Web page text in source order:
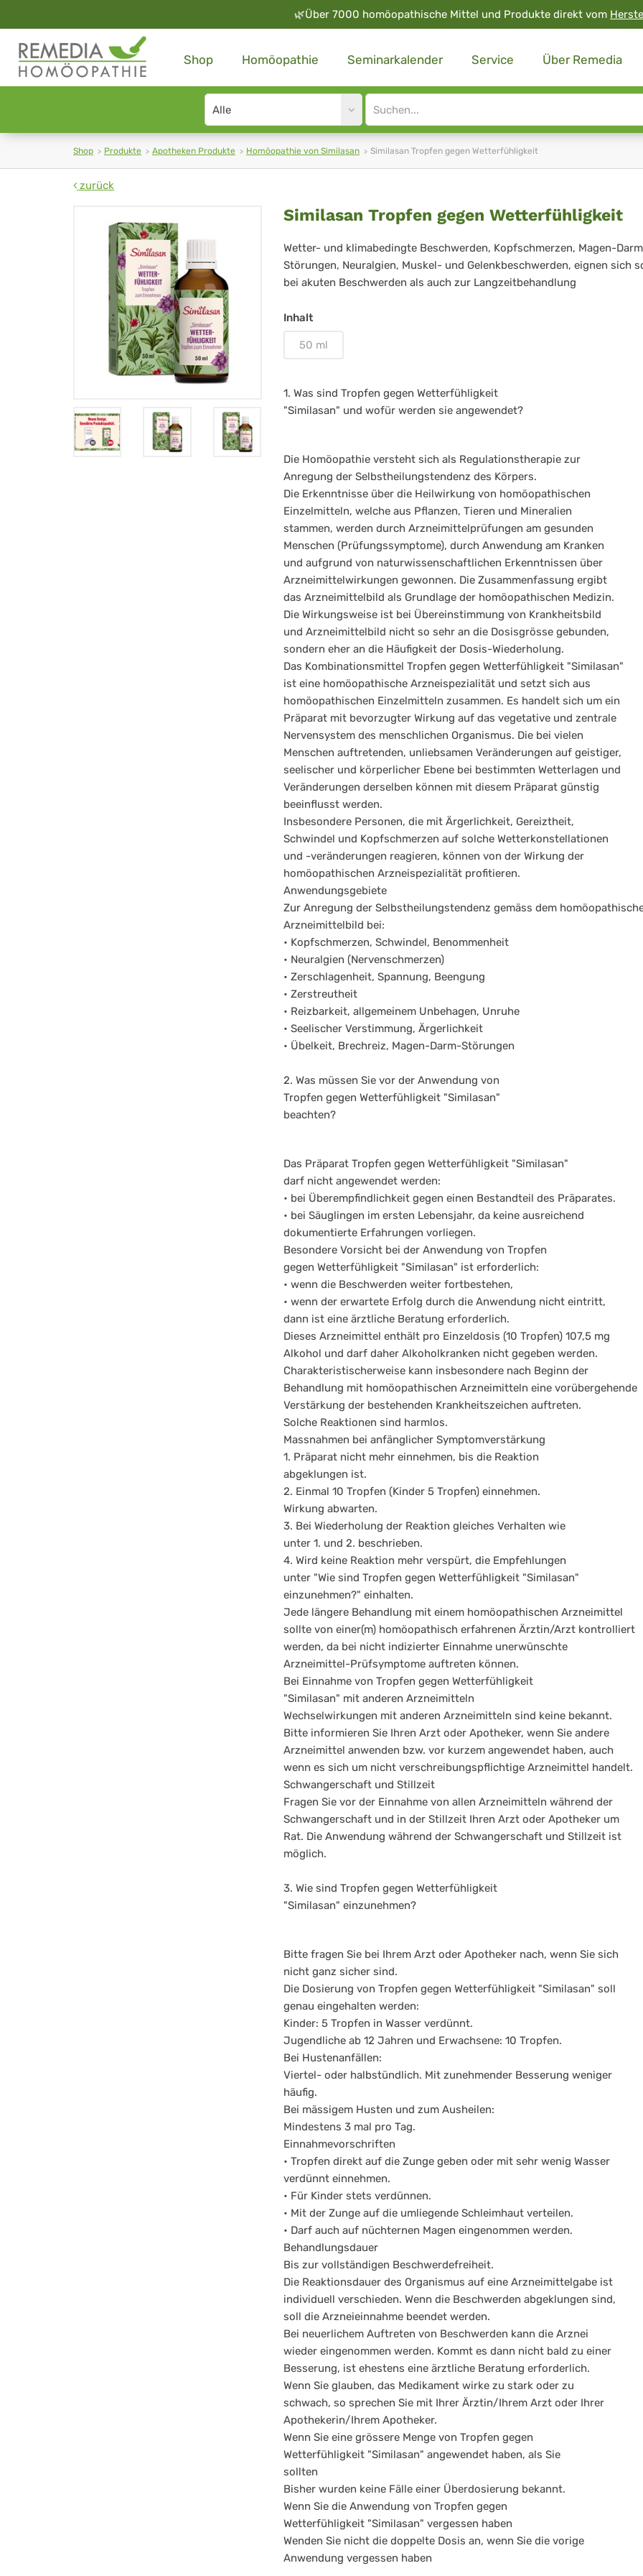
🌿Über 7000 homöopathische Mittel und Produkte direkt vom
Shop Homöopathie Seminarkalender Service Über Remedia
Search
type
Site
search
Shop Produkte Apotheken Produkte Homöopathie von Similasan Similasan Tropfen gegen Wetterfühligkeit
zurück
Similasan
Tropfen
gegen
Similasan Tropfen gegen Wetterfühligkeit
Wetter- und klimabedingte Beschwerden, Kopfschmerzen, Magen-
Störungen, Neuralgien, Muskel- und Gelenkbeschwerden, eignen sich
bei akuten Beschwerden als auch zur Langzeitbehandlung
Inhalt
50 ml
1. Was sind Tropfen gegen Wetterfühligkeit
"Similasan" und wofür werden sie angewendet?
Die Homöopathie versteht sich als Regulationstherapie zur
Anregung der Selbstheilungstendenz des Körpers.
Die Erkenntnisse über die Heilwirkung von homöopathischen
Einzelmitteln, welche aus Pflanzen, Tieren und Mineralien
stammen, werden durch Arzneimittelprüfungen am gesunden
Menschen (Prüfungssymptome), durch Anwendung am Kranken
und aufgrund von naturwissenschaftlichen Erkenntnissen über
Arzneimittelwirkungen gewonnen. Die Zusammenfassung ergibt
das Arzneimittelbild als Grundlage der homöopathischen Medizin.
Die Wirkungsweise ist bei Übereinstimmung von Krankheitsbild
und Arzneimittelbild nicht so sehr an die Dosisgrösse gebunden,
sondern eher an die Häufigkeit der Dosis-Wiederholung.
Das Kombinationsmittel Tropfen gegen Wetterfühligkeit "Similasan"
ist eine homöopathische Arzneispezialität und setzt sich aus
homöopathischen Einzelmitteln zusammen. Es handelt sich um ein
Präparat mit bevorzugter Wirkung auf das vegetative und zentrale
Nervensystem des menschlichen Organismus. Die bei vielen
Menschen auftretenden, unliebsamen Veränderungen auf geistiger,
seelischer und körperlicher Ebene bei bestimmten Wetterlagen und
Veränderungen derselben können mit diesem Präparat günstig
beeinflusst werden.
Insbesondere Personen, die mit Ärgerlichkeit, Gereiztheit,
Schwindel und Kopfschmerzen auf solche Wetterkonstellationen
und -veränderungen reagieren, können von der Wirkung der
homöopathischen Arzneispezialität profitieren.
Anwendungsgebiete
Zur Anregung der Selbstheilungstendenz gemäss dem
Arzneimittelbild bei:
• Kopfschmerzen, Schwindel, Benommenheit
• Neuralgien (Nervenschmerzen)
• Zerschlagenheit, Spannung, Beengung
• Zerstreutheit
• Reizbarkeit, allgemeinem Unbehagen, Unruhe
• Seelischer Verstimmung, Ärgerlichkeit
• Übelkeit, Brechreiz, Magen-Darm-Störungen
2. Was müssen Sie vor der Anwendung von
Tropfen gegen Wetterfühligkeit "Similasan"
beachten?
Das Präparat Tropfen gegen Wetterfühligkeit "Similasan"
darf nicht angewendet werden:
• bei Überempfindlichkeit gegen einen Bestandteil des Präparates.
• bei Säuglingen im ersten Lebensjahr, da keine ausreichend
dokumentierte Erfahrungen vorliegen.
Besondere Vorsicht bei der Anwendung von Tropfen
gegen Wetterfühligkeit "Similasan" ist erforderlich:
• wenn die Beschwerden weiter fortbestehen,
• wenn der erwartete Erfolg durch die Anwendung nicht eintritt,
dann ist eine ärztliche Beratung erforderlich.
Dieses Arzneimittel enthält pro Einzeldosis (10 Tropfen) 107,5 mg
Alkohol und darf daher Alkoholkranken nicht gegeben werden.
Charakteristischerweise kann insbesondere nach Beginn der
Behandlung mit homöopathischen Arzneimitteln eine vorübergehende
Verstärkung der bestehenden Krankheitszeichen auftreten.
Solche Reaktionen sind harmlos.
Massnahmen bei anfänglicher Symptomverstärkung
1. Präparat nicht mehr einnehmen, bis die Reaktion
abgeklungen ist.
2. Einmal 10 Tropfen (Kinder 5 Tropfen) einnehmen.
Wirkung abwarten.
3. Bei Wiederholung der Reaktion gleiches Verhalten wie
unter 1. und 2. beschrieben.
4. Wird keine Reaktion mehr verspürt, die Empfehlungen
unter "Wie sind Tropfen gegen Wetterfühligkeit "Similasan"
einzunehmen?" einhalten.
Jede längere Behandlung mit einem homöopathischen Arzneimittel
sollte von einer(m) homöopathisch erfahrenen Ärztin/Arzt kontrolliert
werden, da bei nicht indizierter Einnahme unerwünschte
Arzneimittel-Prüfsymptome auftreten können.
Bei Einnahme von Tropfen gegen Wetterfühligkeit
"Similasan" mit anderen Arzneimitteln
Wechselwirkungen mit anderen Arzneimitteln sind keine bekannt.
Bitte informieren Sie Ihren Arzt oder Apotheker, wenn Sie andere
Arzneimittel anwenden bzw. vor kurzem angewendet haben, auch
wenn es sich um nicht verschreibungspflichtige Arzneimittel handelt.
Schwangerschaft und Stillzeit
Fragen Sie vor der Einnahme von allen Arzneimitteln während der
Schwangerschaft und in der Stillzeit Ihren Arzt oder Apotheker um
Rat. Die Anwendung während der Schwangerschaft und Stillzeit ist
möglich.
3. Wie sind Tropfen gegen Wetterfühligkeit
"Similasan" einzunehmen?
Bitte fragen Sie bei Ihrem Arzt oder Apotheker nach, wenn Sie sich
nicht ganz sicher sind.
Die Dosierung von Tropfen gegen Wetterfühligkeit "Similasan" soll
genau eingehalten werden:
Kinder: 5 Tropfen in Wasser verdünnt.
Jugendliche ab 12 Jahren und Erwachsene: 10 Tropfen.
Bei Hustenanfällen:
Viertel- oder halbstündlich. Mit zunehmender Besserung weniger
häufig.
Bei mässigem Husten und zum Ausheilen:
Mindestens 3 mal pro Tag.
Einnahmevorschriften
• Tropfen direkt auf die Zunge geben oder mit sehr wenig Wasser
verdünnt einnehmen.
• Für Kinder stets verdünnen.
• Mit der Zunge auf die umliegende Schleimhaut verteilen.
• Darf auch auf nüchternen Magen eingenommen werden.
Behandlungsdauer
Bis zur vollständigen Beschwerdefreiheit.
Die Reaktionsdauer des Organismus auf eine Arzneimittelgabe ist
individuell verschieden. Wenn die Beschwerden abgeklungen sind,
soll die Arzneieinnahme beendet werden.
Bei neuerlichem Auftreten von Beschwerden kann die Arznei
wieder eingenommen werden. Kommt es dann nicht bald zu einer
Besserung, ist ehestens eine ärztliche Beratung erforderlich.
Wenn Sie glauben, das Medikament wirke zu stark oder zu
schwach, so sprechen Sie mit Ihrer Ärztin/Ihrem Arzt oder Ihrer
Apothekerin/Ihrem Apotheker.
Wenn Sie eine grössere Menge von Tropfen gegen
Wetterfühligkeit "Similasan" angewendet haben, als Sie
sollten
Bisher wurden keine Fälle einer Überdosierung bekannt.
Wenn Sie die Anwendung von Tropfen gegen
Wetterfühligkeit "Similasan" vergessen haben
Wenden Sie nicht die doppelte Dosis an, wenn Sie die vorige
Anwendung vergessen haben